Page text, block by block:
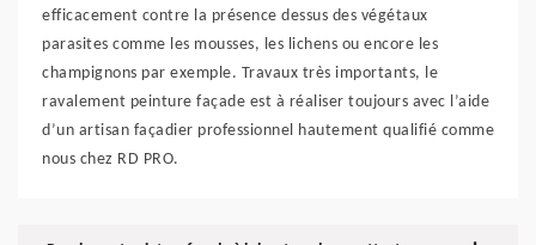
efficacement contre la présence dessus des végétaux
parasites comme les mousses, les lichens ou encore les
champignons par exemple. Travaux très importants, le
ravalement peinture façade est à réaliser toujours avec l’aide
d’un artisan façadier professionnel hautement qualifié comme
nous chez RD PRO.